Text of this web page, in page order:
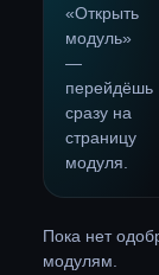
«Открыть
модуль»
—
перейдёшь
сразу на
страницу
модуля.
Пока нет
модулям.